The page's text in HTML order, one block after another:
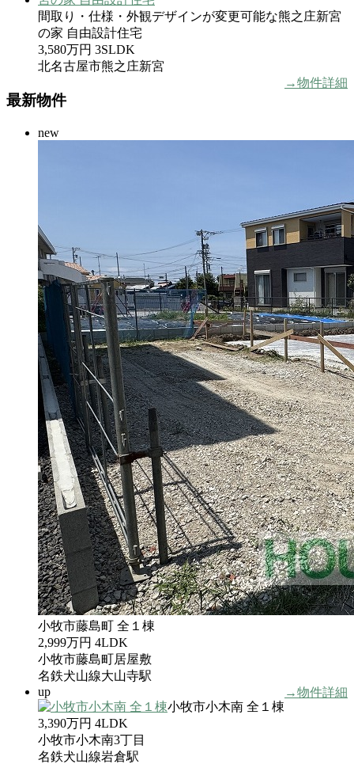
間取り・仕様・外観デザインが変更可能な熊之庄新宮
の家 自由設計住宅
3,580万円 3SLDK
北名古屋市熊之庄新宮
→物件詳細
最新物件
new
小牧市藤島町 全１棟
2,999万円 4LDK
小牧市藤島町居屋敷
名鉄犬山線大山寺駅
→物件詳細
up
小牧市小木南 全１棟
3,390万円 4LDK
小牧市小木南3丁目
名鉄犬山線岩倉駅